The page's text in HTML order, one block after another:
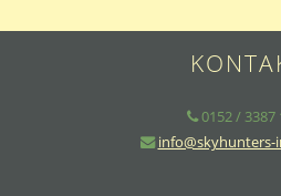
0152 / 3387
info@skyhunters-